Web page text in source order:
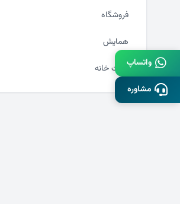
فروشگاه
همایش
وزارت خانهواتساپ
مشاوره